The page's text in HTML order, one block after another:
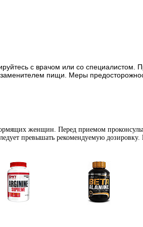
с врачом или со специалистом.
пищи. Меры
женщин. Перед приемом
превышать рекомендуемую дозировку.